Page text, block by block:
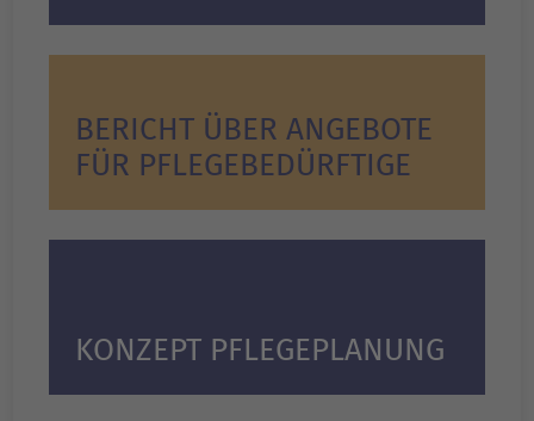
BERICHT ÜBER ANGEBOTE
FÜR PFLEGEBEDÜRFTIGE
KONZEPT PFLEGEPLANUNG